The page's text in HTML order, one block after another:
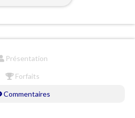
Présentation
Forfaits
Commentaires